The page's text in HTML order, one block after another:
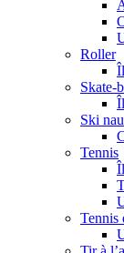
Roller
Skate-
Ski
Tennis
Tennis